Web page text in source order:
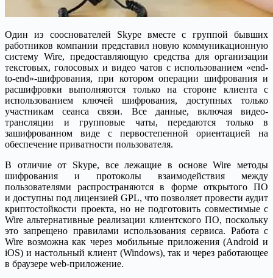
Один из сооснователей Skype вместе с группой бывших
работников компании представил новую коммуникационную
систему Wire, предоставляющую средства для организации
текстовых, голосовых и видео чатов с использованием «end-
to-end»-шифрования, при котором операции шифрования и
расшифровки выполняются только на стороне клиента c
использованием ключей шифрования, доступных только
участникам сеанса связи. Все данные, включая видео-
трансляции и групповые чаты, передаются только в
зашифрованном виде c первостепенной ориентацией на
обеспечение приватности пользователя.
В отличие от Skype, все лежащие в основе Wire методы
шифрования и протоколы взаимодействия между
пользователями распространяются в форме открытого ПО
и доступны под лицензией GPL, что позволяет провести аудит
криптостойкости проекта, но не подготовить совместимые с
Wire альтернативные реализации клиентского ПО, поскольку
это запрещено правилами использования сервиса. Работа с
Wire возможна как через мобильные приложения (Android и
iOS) и настольный клиент (Windows), так и через работающее
в браузере web-приложение.